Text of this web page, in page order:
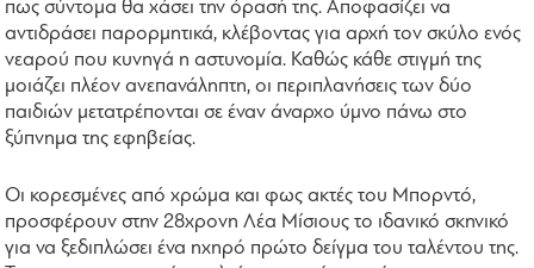
πως σύντομα θα χάσει την όρασή της. Αποφασίζει να
αντιδράσει παρορμητικά, κλέβοντας για αρχή τον σκύλο ενός
νεαρού που κυνηγά η αστυνομία. Καθώς κάθε στιγμή της
μοιάζει πλέον ανεπανάληπτη, οι περιπλανήσεις των δύο
παιδιών μετατρέπονται σε έναν άναρχο ύμνο πάνω στο
ξύπνημα της εφηβείας.
Οι κορεσμένες από χρώμα και φως ακτές του Μπορντό,
προσφέρουν στην 28χρονη Λέα Μίσιους το ιδανικό σκηνικό
για να ξεδιπλώσει ένα ηχηρό πρώτο δείγμα του ταλέντου της.